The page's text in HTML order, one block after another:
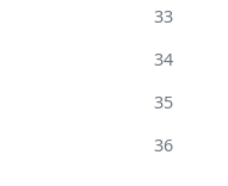
33
34
35
36